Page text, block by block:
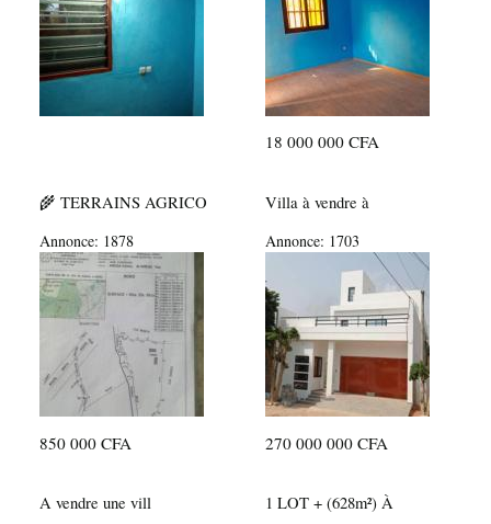
18 000 000 CFA
🌾 TERRAINS AGRICO
Annonce: 1878
850 000 CFA
Villa à vendre à
Annonce: 1703
270 000 000 CFA
A vendre une vill 1 LOT + (628m²) À